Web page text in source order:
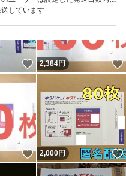
しています
いいね！
2,384円
いいね！
2,000円